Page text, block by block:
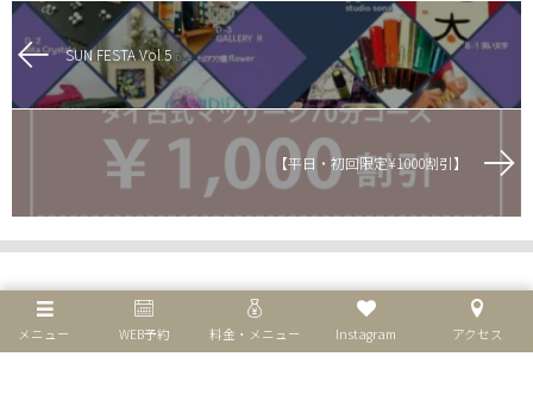
SUN FESTA Vol.5
【平日・初回限定¥1000割引】︎
個人情報保護方針
メニュー WEB予約 料金・メニュー Instagram アクセス